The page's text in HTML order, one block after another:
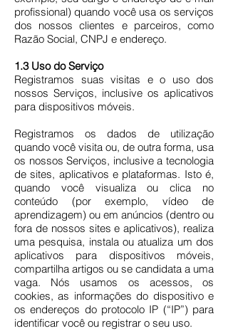
profissional) quando você usa os serviços
dos nossos clientes e parceiros, como
Razão Social, CNPJ e endereço.
1.3 Uso do Serviço
Registramos suas visitas e o uso dos
nossos Serviços, inclusive os aplicativos
para dispositivos móveis.
Registramos os dados de utilização
quando você visita ou, de outra forma, usa
os nossos Serviços, inclusive a tecnologia
de sites, aplicativos e plataformas. Isto é,
quando você visualiza ou clica no
conteúdo (por exemplo, vídeo de
aprendizagem) ou em anúncios (dentro ou
fora de nossos sites e aplicativos), realiza
uma pesquisa, instala ou atualiza um dos
aplicativos para dispositivos móveis,
compartilha artigos ou se candidata a uma
vaga. Nós usamos os acessos, os
cookies, as informações do dispositivo e
os endereços do protocolo IP (“IP”) para
identificar você ou registrar o seu uso.